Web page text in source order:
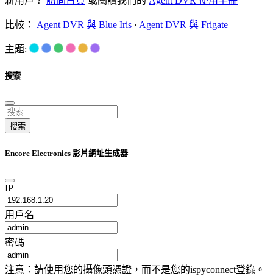
比較： Agent DVR 與 Blue Iris · Agent DVR 與 Frigate
主題:
搜索
搜索
Encore Electronics 影片網址生成器
IP
用戶名
密碼
注意：請使用您的攝像頭憑證，而不是您的ispyconnect登錄。